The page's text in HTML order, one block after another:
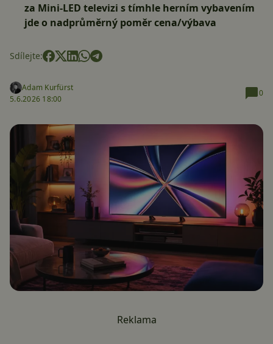
za Mini-LED televizi s tímhle herním vybavením
jde o nadprůměrný poměr cena/výbava
Sdílejte:
Adam Kurfürst
5.6.2026 18:00
0
Reklama